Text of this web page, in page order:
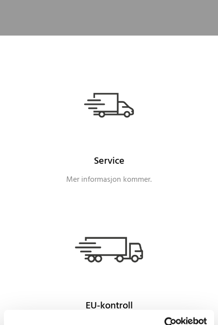
Service
Mer informasjon kommer.
EU-kontroll